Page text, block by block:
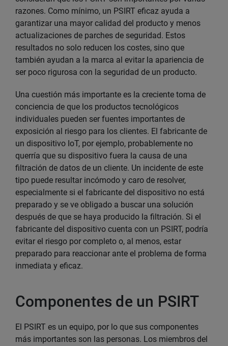
razones. Como mínimo, un PSIRT eficaz ayuda a
garantizar una mayor calidad del producto y menos
actualizaciones de parches de seguridad. Estos
resultados no solo reducen los costes, sino que
también ayudan a la marca al evitar la apariencia de
ser poco rigurosa con la seguridad de un producto.
Una cuestión más importante es la creciente toma de
conciencia de que los productos tecnológicos
individuales pueden ser fuentes importantes de
exposición al riesgo para los clientes. El fabricante de
un dispositivo IoT, por ejemplo, probablemente no
querría que su dispositivo fuera la causa de una
filtración de datos de un cliente. Un incidente de este
tipo puede resultar incómodo y caro de resolver,
especialmente si el fabricante del dispositivo no está
preparado y se ve obligado a buscar una solución
después de que se haya producido la filtración. Si el
fabricante del dispositivo cuenta con un PSIRT, podría
evitar el riesgo por completo o, al menos, estar
preparado para reaccionar ante el problema de forma
inmediata y eficaz.
Componentes de un PSIRT
El PSIRT es un equipo, por lo que sus componentes
más importantes son las personas. Los miembros del